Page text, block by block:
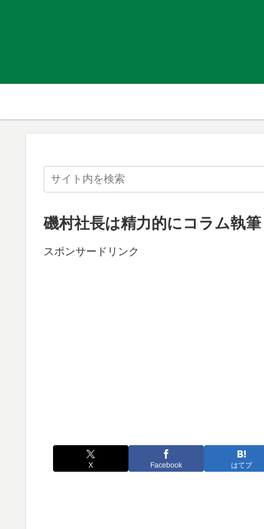
磯村社長は精力的にコラム執筆
スポンサードリンク
X Facebook はてブ